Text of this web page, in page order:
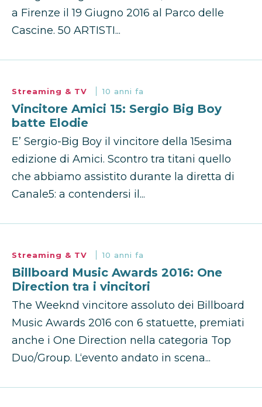
a Firenze il 19 Giugno 2016 al Parco delle
Cascine. 50 ARTISTI...
Streaming & TV 10 anni fa
Vincitore Amici 15: Sergio Big Boy
batte Elodie
E’ Sergio-Big Boy il vincitore della 15esima
edizione di Amici. Scontro tra titani quello
che abbiamo assistito durante la diretta di
Canale5: a contendersi il...
Streaming & TV 10 anni fa
Billboard Music Awards 2016: One
Direction tra i vincitori
The Weeknd vincitore assoluto dei Billboard
Music Awards 2016 con 6 statuette, premiati
anche i One Direction nella categoria Top
Duo/Group. L‘evento andato in scena...